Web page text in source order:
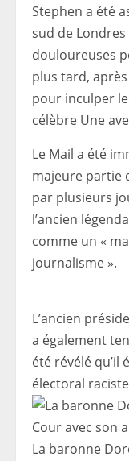
Stephen a été
sud de
douloureuses
plus tard,
pour inculper
célèbre Une
Le Mail a été
majeure partie
par plusieurs
l’ancien
comme un «
journalisme ».
L’ancien
a également
été révélé qu’il
électoral
La baronne